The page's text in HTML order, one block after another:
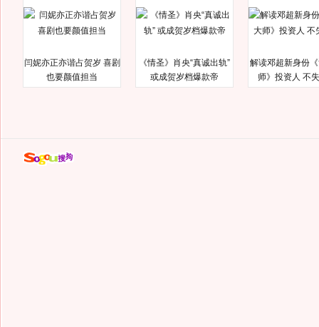
闫妮亦正亦谐占贺岁 喜剧
也要颜值担当
《情圣》肖央“真诚出轨”
或成贺岁档爆款帝
解读邓超新身份
师》投资人 不